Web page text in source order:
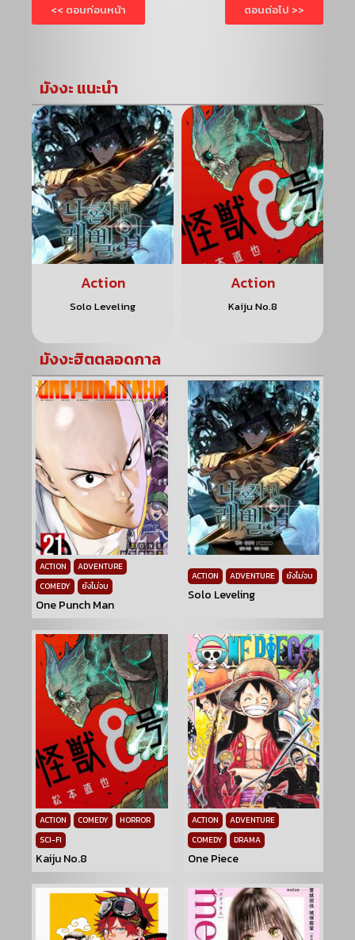
<< ตอนก่อนหน้า ตอนต่อไป >>
มังงะ แนะนำ
Action
Solo Leveling
Action
Kaiju No.8
มังงะฮิตตลอดกาล
ACTION
ADVENTURE
COMEDY
ยังไม่จบ
One Punch Man
ACTION ADVENTURE ยังไม่จบ
Solo Leveling
ACTION COMEDY
HORROR
SCI-FI
Kaiju No.8
ACTION
ADVENTURE
COMEDY
DRAMA
One Piece